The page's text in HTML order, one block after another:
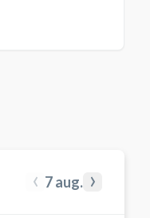
‹ 7 aug. ›